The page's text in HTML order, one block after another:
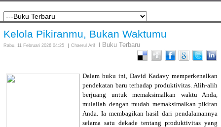
Kelola Pikiranmu, Bukan Waktumu
Rabu, 11 Februari 2026 04:25 Chaerul Arif Buku Terbaru
Dalam buku ini, David Kadavy memperkenalkan
pendekatan baru terhadap produktivitas. Alih-alih
berjuang untuk memaksimalkan waktu Anda,
mulailah dengan mudah memaksimalkan pikiran
Anda. Ia membagikan hasil dari pendalamannya
selama satu dekade tentang produktivitas yang